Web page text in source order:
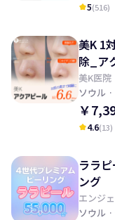
kid_star5(516)
美K 1
除_ア
美K医院
ソウル
￥
kid_star4.6(13)
ララ
ング
エンジ
ソウル